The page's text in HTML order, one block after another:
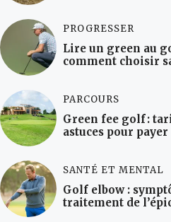
PROGRESSER
Lire un green au
comment choisir
PARCOURS
Green fee golf :
astuces pour
SANTÉ ET MENTAL
Golf elbow :
traitement de